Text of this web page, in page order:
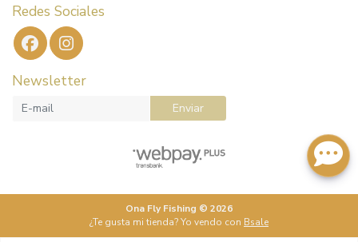
Redes Sociales
Newsletter
Enviar
Ona Fly Fishing © 2026
¿Te gusta mi tienda? Yo vendo con Bsale